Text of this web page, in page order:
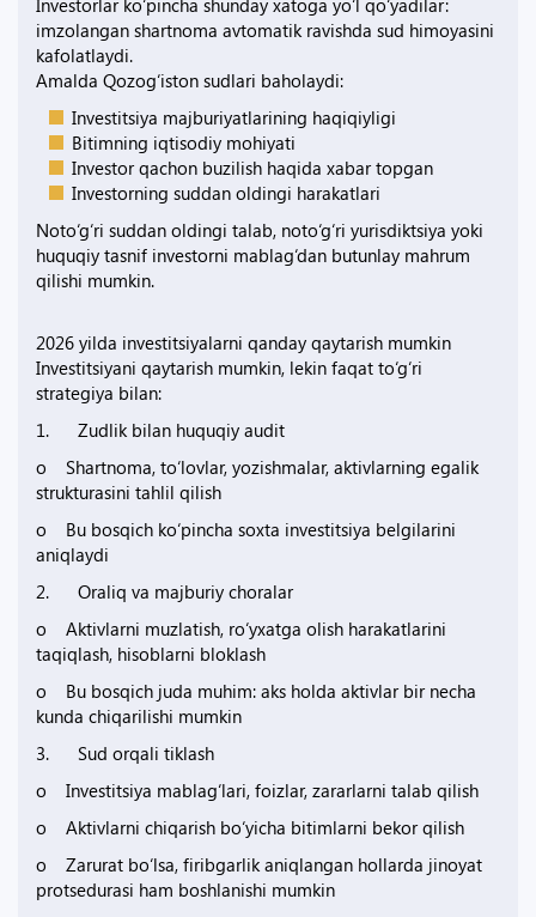
Investorlar ko‘pincha shunday xatoga yo‘l qo‘yadilar:
imzolangan shartnoma avtomatik ravishda sud himoyasini
kafolatlaydi.
Amalda Qozog‘iston sudlari baholaydi:
Investitsiya majburiyatlarining haqiqiyligi
Bitimning iqtisodiy mohiyati
Investor qachon buzilish haqida xabar topgan
Investorning suddan oldingi harakatlari
Noto‘g‘ri suddan oldingi talab, noto‘g‘ri yurisdiktsiya yoki
huquqiy tasnif investorni mablag‘dan butunlay mahrum
qilishi mumkin.
2026 yilda investitsiyalarni qanday qaytarish mumkin
Investitsiyani qaytarish mumkin, lekin faqat to‘g‘ri
strategiya bilan:
1. Zudlik bilan huquqiy audit
o Shartnoma, to‘lovlar, yozishmalar, aktivlarning egalik
strukturasini tahlil qilish
o Bu bosqich ko‘pincha soxta investitsiya belgilarini
aniqlaydi
2. Oraliq va majburiy choralar
o Aktivlarni muzlatish, ro‘yxatga olish harakatlarini
taqiqlash, hisoblarni bloklash
o Bu bosqich juda muhim: aks holda aktivlar bir necha
kunda chiqarilishi mumkin
3. Sud orqali tiklash
o Investitsiya mablag‘lari, foizlar, zararlarni talab qilish
o Aktivlarni chiqarish bo‘yicha bitimlarni bekor qilish
o Zarurat bo‘lsa, firibgarlik aniqlangan hollarda jinoyat
protsedurasi ham boshlanishi mumkin